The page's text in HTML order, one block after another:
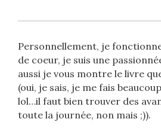
Personnellement, je
de coeur, je suis une
aussi je vous montre le livre
(oui, je sais, je me fais
lol…il faut bien trouver des
toute la journée, non mais ;)).